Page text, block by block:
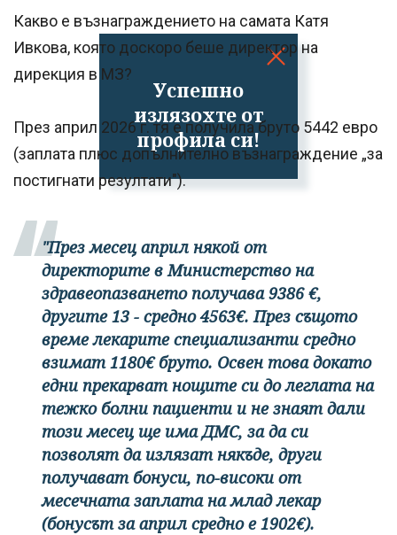
Успешно
излязохте от
профила си!
Какво е възнаграждението на самата Катя
Ивкова, която доскоро беше директор на
дирекция в МЗ?
През април 2026 г. тя е получила бруто 5442 евро
(заплата плюс допълнително възнаграждение „за
постигнати резултати").
"През месец април някой от
директорите в Министерство на
здравеопазването получава 9386 €,
другите 13 - средно 4563€. През същото
време лекарите специализанти средно
взимат 1180€ бруто. Освен това докато
едни прекарват нощите си до леглата на
тежко болни пациенти и не знаят дали
този месец ще има ДМС, за да си
позволят да излязат някъде, други
получават бонуси, по-високи от
месечната заплата на млад лекар
(бонусът за април средно е 1902€).